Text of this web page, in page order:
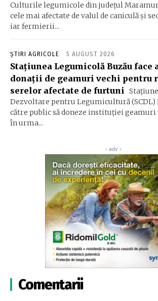
Culturile legumicole din județul
cele mai afectate de valul de caniculă și
iar fermierii...
ȘTIRI AGRICOLE 5 AUGUST 2026
Stațiunea Legumicolă Buzău face
donații de geamuri vechi pentru
serelor afectate de furtuni
Dezvoltare pentru Legumicultură (SCDL)
către public să doneze instituției
în urma...
‹ adv ›
Comentarii